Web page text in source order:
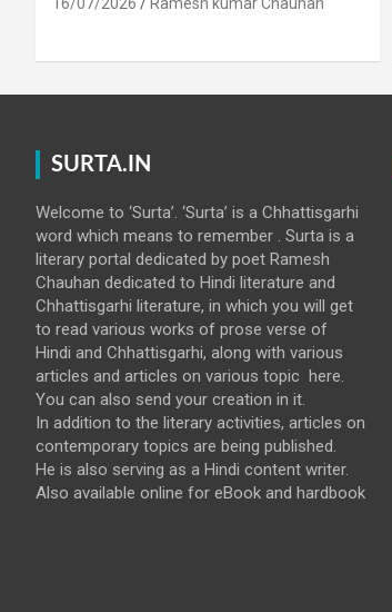
SURTA.IN
Welcome to ‘Surta’. ‘Surta’ is a Chhattisgarhi
word which means to remember . Surta is a
literary portal dedicated by poet Ramesh
Chauhan dedicated to Hindi literature and
Chhattisgarhi literature, in which you will get
to read various works of prose verse of
Hindi and Chhattisgarhi, along with various
articles and articles on various topic here.
You can also send your creation in it.
In addition to the literary activities, articles on
contemporary topics are being published.
He is also serving as a Hindi content writer.
Also available online for eBook and hardbook